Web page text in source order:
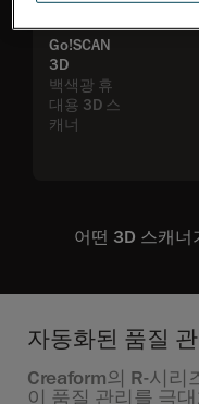
Go!SCAN
3D
백색광 휴
대용 3D 스
캐너
어떤 3D 스캐너
자동화된 품질
Creaform의 R-시리
이 품질 관리를 극